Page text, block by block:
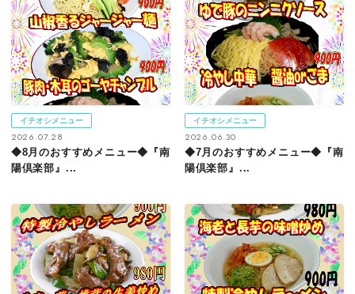
イチオシメニュー
2026.07.28
◆8月のおすすめメニュー◆『南
陽倶楽部』...
イチオシメニュー
2026.06.30
◆7月のおすすめメニュー◆『南
陽倶楽部』...